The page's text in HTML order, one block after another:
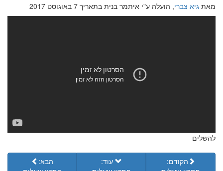
מאת גיא צברי, הועלה ע"י איתמר בנית בתאריך 7 באוגוסט 2017
להשלים
הקודם:
עוד:
הבא: